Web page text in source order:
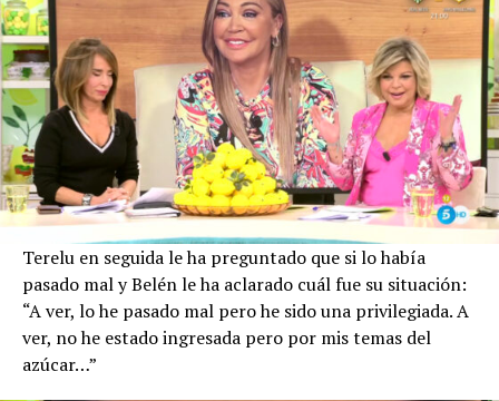
Terelu en seguida le ha preguntado que si lo había
pasado mal y Belén le ha aclarado cuál fue su situación:
“A ver, lo he pasado mal pero he sido una privilegiada. A
ver, no he estado ingresada pero por mis temas del
azúcar…”